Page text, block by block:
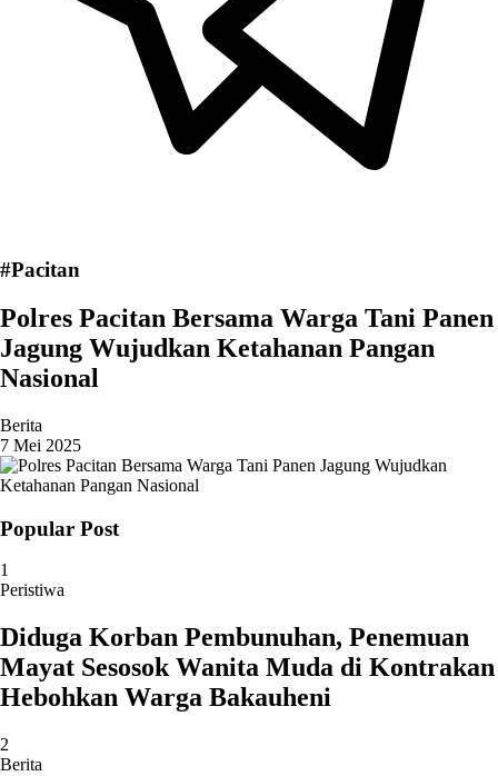
#Pacitan
Polres Pacitan Bersama Warga Tani Panen
Jagung Wujudkan Ketahanan Pangan
Nasional
Berita
7 Mei 2025
Popular Post
1
Peristiwa
Diduga Korban Pembunuhan, Penemuan
Mayat Sesosok Wanita Muda di Kontrakan
Hebohkan Warga Bakauheni
2
Berita